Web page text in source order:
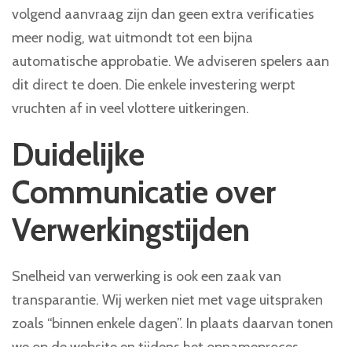
volgend aanvraag zijn dan geen extra verificaties
meer nodig, wat uitmondt tot een bijna
automatische approbatie. We adviseren spelers aan
dit direct te doen. Die enkele investering werpt
vruchten af in veel vlottere uitkeringen.
Duidelijke
Communicatie over
Verwerkingstijden
Snelheid van verwerking is ook een zaak van
transparantie. Wij werken niet met vage uitspraken
zoals “binnen enkele dagen”. In plaats daarvan tonen